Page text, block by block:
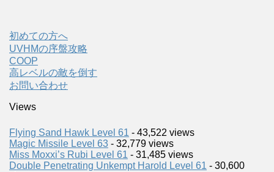
初めての方へ
UVHMの序盤攻略
COOP
高レベルの敵を倒す
お問い合わせ
Views
Flying Sand Hawk Level 61 - 43,522 views
Magic Missile Level 63 - 32,779 views
Miss Moxxi’s Rubi Level 61 - 31,485 views
Double Penetrating Unkempt Harold Level 61 - 30,600